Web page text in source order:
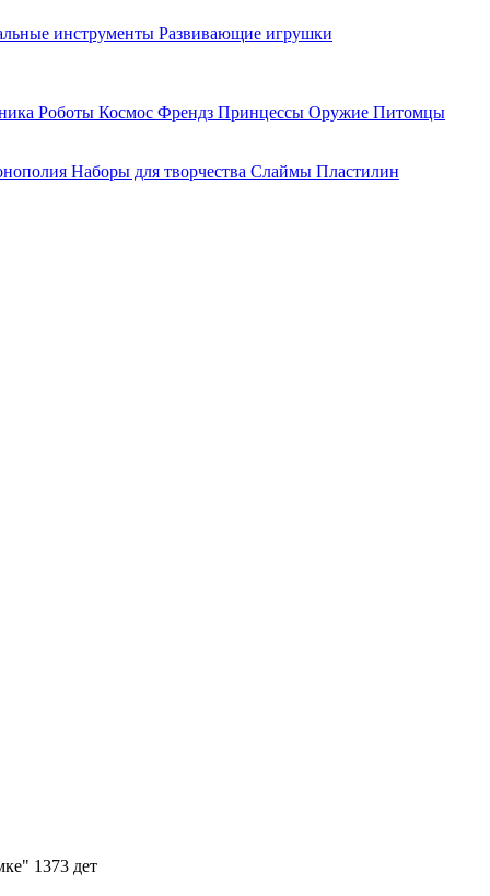
инструменты Развивающие игрушки
Роботы Космос Френдз Принцессы Оружие Питомцы
Наборы для творчества Слаймы Пластилин
1373 дет